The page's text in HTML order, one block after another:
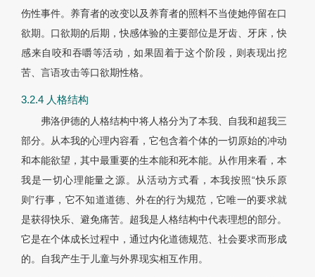
伤性事件。养育者的改变以及养育者的照料不当使她停留在口
欲期。口欲期的后期，快感体验的主要部位是牙齿、牙床，快
感来自咬和吞嚼等活动，如果固着于这个阶段，则表现出挖
苦、言语攻击等口欲期性格。
3.2.4 人格结构
弗洛伊德的人格结构中将人格分为了本我、自我和超我三
部分。从本我的心理内容看，它包含着个体的一切原始的冲动
和本能欲望，其中最重要的生本能和死本能。从作用来看，本
我是一切心理能量之源。从活动方式看，本我按照“快乐原
则”行事，它不知道道德、外在的行为规范，它唯一的要求就
是获得快乐、避免痛苦。超我是人格结构中代表理想的部分。
它是在个体成长过程中，通过内化道德规范、社会要求而形成
的。自我产生于儿童与外界现实相互作用。